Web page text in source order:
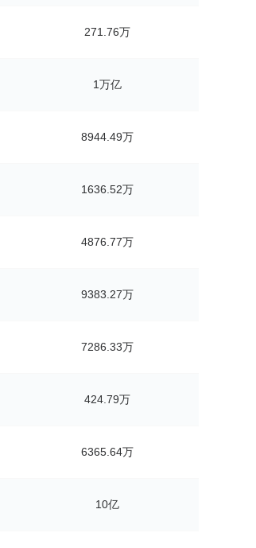
271.76万
1万亿
8944.49万
1636.52万
4876.77万
9383.27万
7286.33万
424.79万
6365.64万
10亿